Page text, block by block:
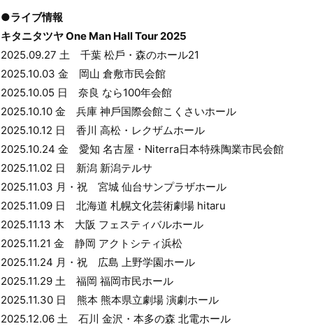
●ライブ情報
キタニタツヤ One Man Hall Tour 2025
2025.09.27 土 千葉 松⼾・森のホール21
2025.10.03 金 岡⼭ 倉敷市⺠会館
2025.10.05 日 奈良 なら100年会館
2025.10.10 金 兵庫 神⼾国際会館こくさいホール
2025.10.12 日 ⾹川 ⾼松・レクザムホール
2025.10.24 金 愛知 名古屋・Niterra⽇本特殊陶業市⺠会館
2025.11.02 日 新潟 新潟テルサ
2025.11.03 月・祝 宮城 仙台サンプラザホール
2025.11.09 日 北海道 札幌⽂化芸術劇場 hitaru
2025.11.13 木 ⼤阪 フェスティバルホール
2025.11.21 金 静岡 アクトシティ浜松
2025.11.24 月・祝 広島 上野学園ホール
2025.11.29 土 福岡 福岡市⺠ホール
2025.11.30 日 熊本 熊本県⽴劇場 演劇ホール
2025.12.06 土 ⽯川 ⾦沢・本多の森 北電ホール